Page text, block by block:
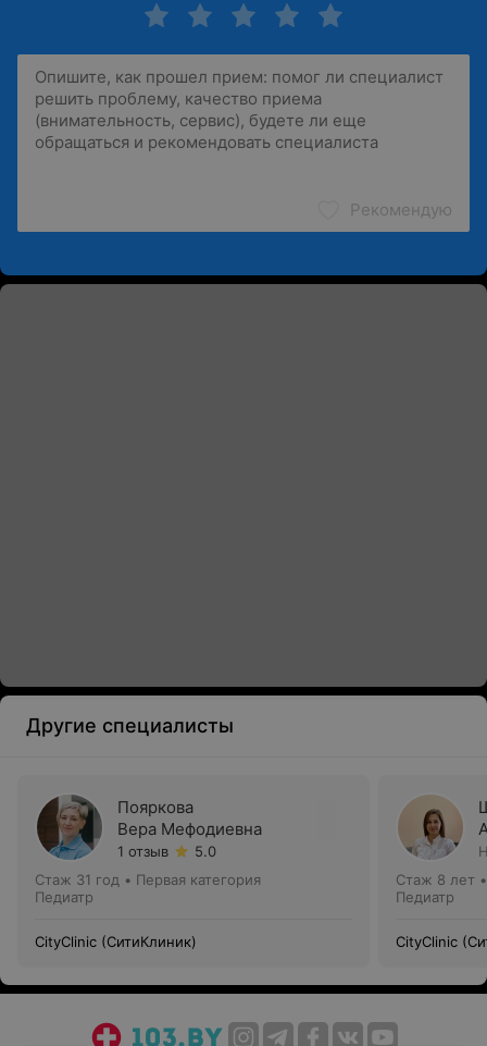
Рекомендую
Другие специалисты
Пояркова
Вера Мефодиевна
1 отзыв
5.0
Стаж 31 год • Первая категория
Педиатр
CityClinic (СитиКлиник)
Стаж 8 лет
Педиатр
CityClinic